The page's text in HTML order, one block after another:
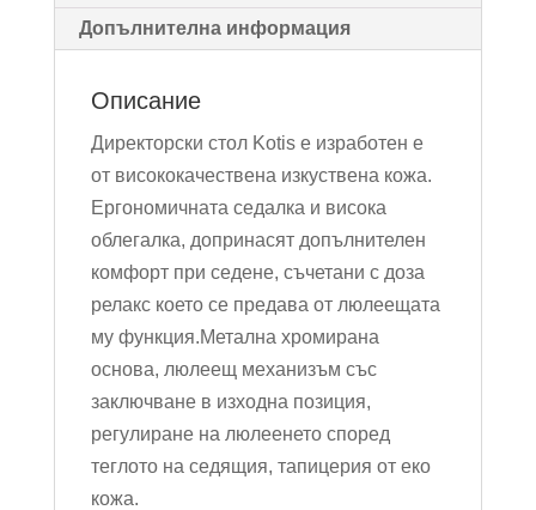
Допълнителна информация
Описание
Директорски стол Kotis е изработен е
от висококачествена изкуствена кожа.
Ергономичната седалка и висока
облегалка, допринасят допълнителен
комфорт при седене, съчетани с доза
релакс което се предава от люлеещата
му функция.Метална хромирана
основа, люлеещ механизъм със
заключване в изходна позиция,
регулиране на люлеенето според
теглото на седящия, тапицерия от еко
кожа.